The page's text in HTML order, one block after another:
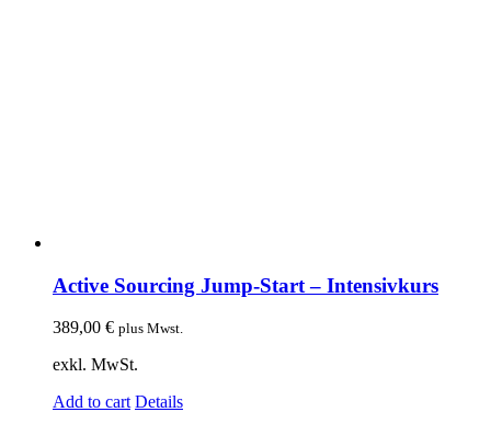
Active Sourcing Jump-Start – Intensivkurs
389,00 € plus Mwst.
exkl. MwSt.
Add to cart Details